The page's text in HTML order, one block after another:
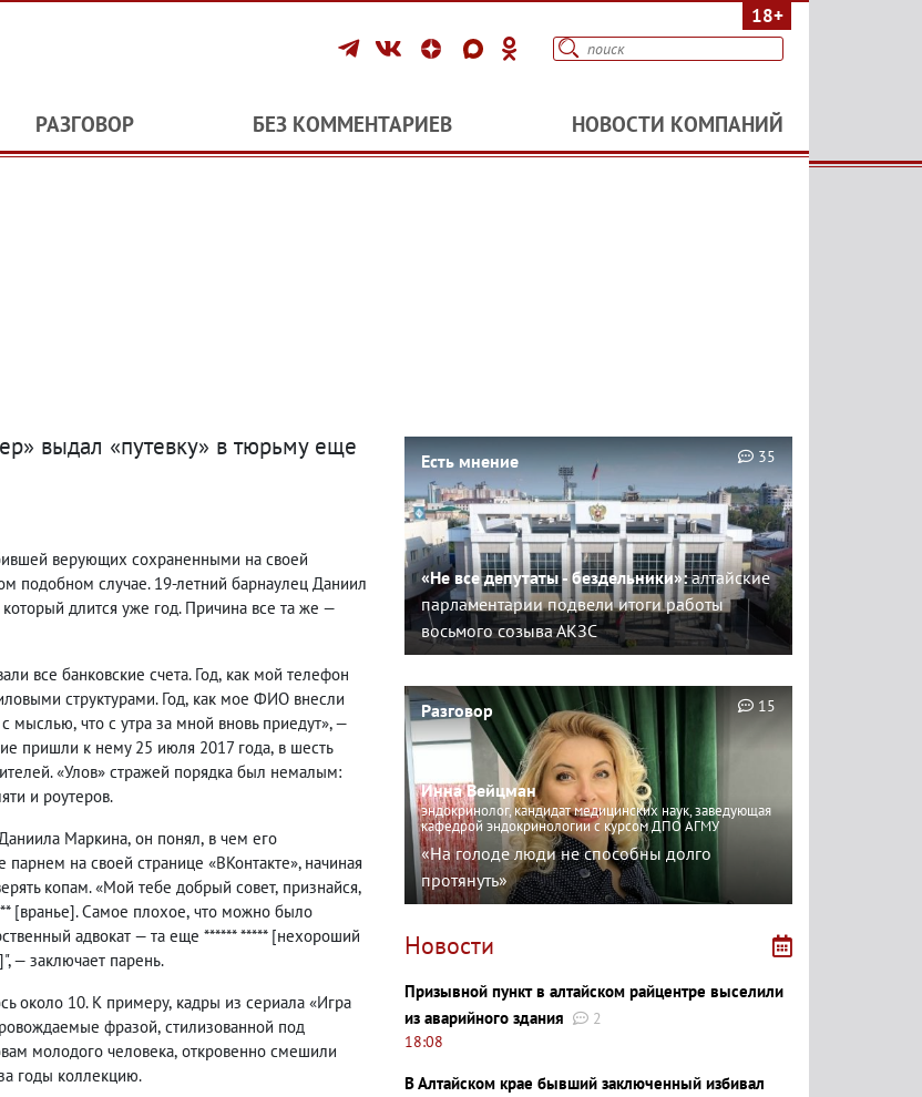
18+
РАЗГОВОР БЕЗ КОММЕНТАРИЕВ НОВОСТИ КОМПАНИЙ
выдал «путевку» в тюрьму еще
верующих сохраненными на своей
подобном случае. 19-летний барнаулец Даниил
который длится уже год. Причина все та же —
все банковские счета. Год, как мой телефон
структурами. Год, как мое ФИО внесли
с мыслью, что с утра за мной вновь приедут», —
пришли к нему 25 июля 2017 года, в шесть
«Улов» стражей порядка был немалым:
и роутеров.
Маркина, он понял, в чем его
парнем на своей странице «ВКонтакте», начиная
копам. «Мой тебе добрый совет, признайся,
[вранье]. Самое плохое, что можно было
адвокат — та еще ****** ***** [нехороший
— заключает парень.
около 10. К примеру, кадры из сериала «Игра
фразой, стилизованной под
молодого человека, откровенно смешили
годы коллекцию.
Есть мнение
«Не все депутаты - бездельники»:алтайские
парламентарии подвели итоги работы
восьмого созыва АКЗС
35
Разговор
Инна Вейцман
эндокринолог, кандидат медицинских наук, заведующая
кафедрой эндокринологии с курсом ДПО АГМУ
«На голоде люди не способны долго
протянуть»
15
Новости
Призывной пункт в алтайском райцентре выселили
из аварийного здания
2
18:08
В Алтайском крае бывший заключенный избивал